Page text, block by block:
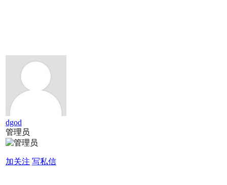
dgod
管理员
加关注 写私信